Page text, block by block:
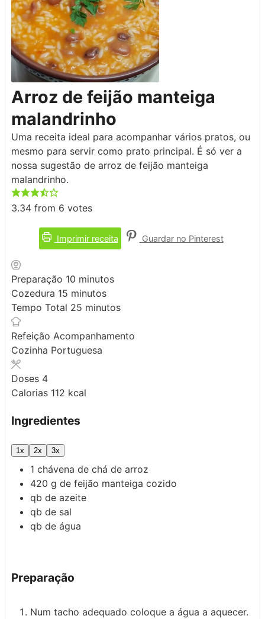
Arroz de feijão manteiga
malandrinho
Uma receita ideal para acompanhar vários pratos, ou
mesmo para servir como prato principal. É só ver a
nossa sugestão de arroz de feijão manteiga
malandrinho.
3.34 from 6 votes
Imprimir receita Guardar no Pinterest
Preparação 10 minutos
minutos
Cozedura 15 minutos
minutos
Tempo Total 25 minutos
minutos
Refeição Acompanhamento
Cozinha Portuguesa
Doses 4
Calorias 112 kcal
Ingredientes
1x 2x 3x
1 chávena de chá de arroz
420 g de feijão manteiga cozido
qb de azeite
qb de sal
qb de água
Preparação
Num tacho adequado coloque a água a aquecer.